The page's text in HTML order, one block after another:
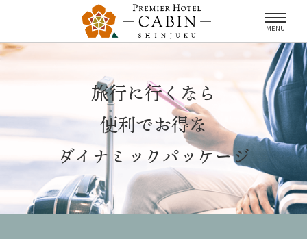
MENU
旅行に行くなら
便利でお得な
ダイナミックパッケージ